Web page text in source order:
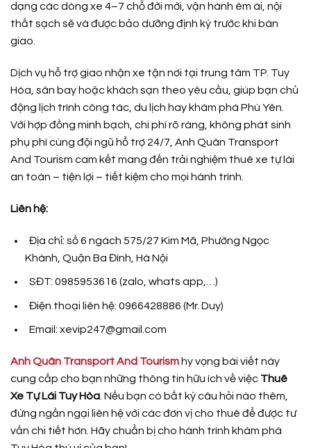
dạng các dòng xe 4–7 chỗ đời mới, vận hành êm ái, nội
thất sạch sẽ và được bảo dưỡng định kỳ trước khi bàn
giao.
Dịch vụ hỗ trợ giao nhận xe tận nơi tại trung tâm TP. Tuy
Hòa, sân bay hoặc khách sạn theo yêu cầu, giúp bạn chủ
động lịch trình công tác, du lịch hay khám phá Phú Yên.
Với hợp đồng minh bạch, chi phí rõ ràng, không phát sinh
phụ phí cùng đội ngũ hỗ trợ 24/7, Anh Quân Transport
And Tourism cam kết mang đến trải nghiệm thuê xe tự lái
an toàn – tiện lợi – tiết kiệm cho mọi hành trình.
Liên hệ:
Địa chỉ: số 6 ngách 575/27 Kim Mã, Phường Ngọc
Khánh, Quận Ba Đình, Hà Nội
SĐT: 0985953616 (zalo, whats app,…)
Điện thoại liên hệ: 0966428886 (Mr. Duy)
Email: xevip247@gmail.com
Anh Quân Transport And Tourism hy vọng bài viết này
cung cấp cho bạn những thông tin hữu ích về việc Thuê
Xe Tự Lái Tuy Hòa. Nếu bạn có bất kỳ câu hỏi nào thêm,
đừng ngần ngại liên hệ với các đơn vị cho thuê để được tư
vấn chi tiết hơn. Hãy chuẩn bị cho hành trình khám phá